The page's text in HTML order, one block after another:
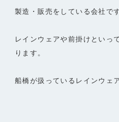
製造・販売をしている会社です
レインウェアや前掛けといっ
ります。
船橋が扱っているレインウェ